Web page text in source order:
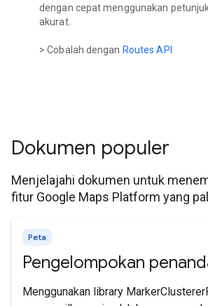
dengan cepat menggunakan
akurat.
> Cobalah dengan Routes API
Dokumen populer
Menjelajahi dokumen untuk
fitur Google Maps Platform yang
Peta
Pengelompokan
Menggunakan library